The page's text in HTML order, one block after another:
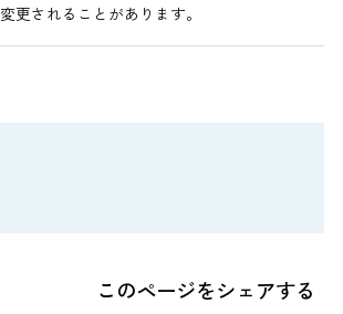
変更されることがあります。
このページをシェアする